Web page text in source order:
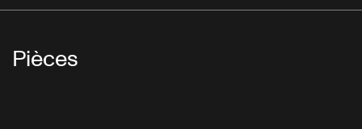
Pièces